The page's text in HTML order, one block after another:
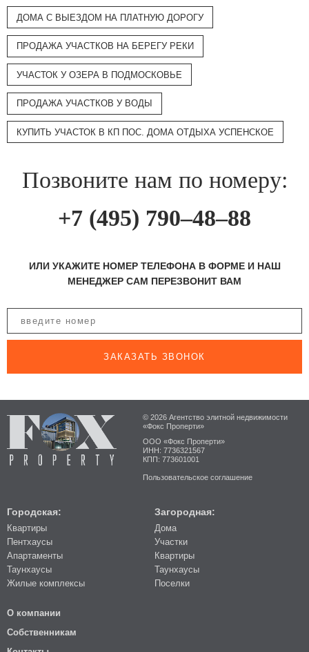
ДОМА С ВЫЕЗДОМ НА ПЛАТНУЮ ДОРОГУ
ПРОДАЖА УЧАСТКОВ НА БЕРЕГУ РЕКИ
УЧАСТОК У ОЗЕРА В ПОДМОСКОВЬЕ
ПРОДАЖА УЧАСТКОВ У ВОДЫ
КУПИТЬ УЧАСТОК В КП ПОС. ДОМА ОТДЫХА УСПЕНСКОЕ
Позвоните нам по номеру:
+7 (495) 790–48–88
ИЛИ УКАЖИТЕ НОМЕР ТЕЛЕФОНА В ФОРМЕ И НАШ
МЕНЕДЖЕР САМ ПЕРЕЗВОНИТ ВАМ
ЗАКАЗАТЬ ЗВОНОК
© 2026 Агентство элитной недвижимости
«Фокс Проперти»
ООО «Фокс Проперти»
ИНН: 7736321567
КПП: 773601001
Пользовательское соглашение
Городская:
Квартиры
Пентхаусы
Апартаменты
Таунхаусы
Жилые комплексы
Загородная:
Дома
Участки
Квартиры
Таунхаусы
Поселки
О компании
Собственникам